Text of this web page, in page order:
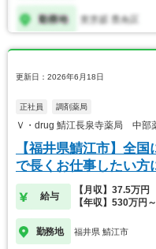
更新日：2026年6月18日
正社員 調剤薬局
Ｖ・drug 鯖江長泉寺薬局 中部
【福井県鯖江市】全
で長くお仕事したい方
給与
【月収】37.5万円
【年収】530万円
勤務地 福井県 鯖江市